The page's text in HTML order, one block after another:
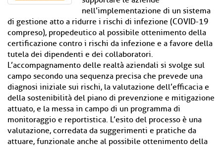
nell’implementazione di un sistema
di gestione atto a ridurre i rischi di infezione (COVID-19
compreso), propedeutico al possibile ottenimento della
certificazione contro i rischi da infezione e a favore della
tutela dei dipendenti e dei collaboratori.
L’accompagnamento delle realtà aziendali si svolge sul
campo secondo una sequenza precisa che prevede una
diagnosi iniziale sui rischi, la valutazione dell’efficacia e
della sostenibilità del piano di prevenzione e mitigazione
attuato, e la messa in campo di un programma di
monitoraggio e reportistica. L’esito del processo è una
valutazione, corredata da suggerimenti e pratiche da
attuare, funzionale anche al possibile ottenimento della